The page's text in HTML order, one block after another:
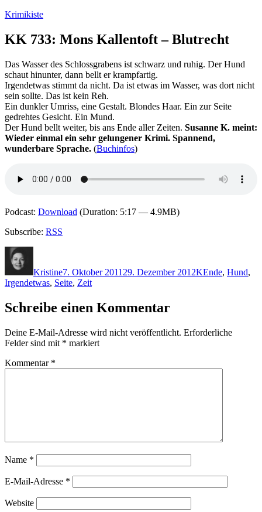
Zum
springen
Krimikiste
KK 733: Mons Kallentoft – Blutrecht
Das Wasser des Schlossgrabens ist schwarz und ruhig. Der Hund
schaut hinunter, dann bellt er krampfartig.
Irgendetwas stimmt da nicht. Da ist etwas im Wasser, was dort nicht
sein sollte. Das ist kein Reh.
Ein dunkler Umriss, eine Gestalt. Blondes Haar. Ein zur Seite
gedrehtes Gesicht. Ein Mund.
Der Hund bellt weiter, bis ans Ende aller Zeiten. Susanne K. meint:
Wieder einmal ein sehr gelungener Krimi. Spannend,
wunderbare Sprache. (Buchinfos)
Podcast: Download (Duration: 5:17 — 4.9MB)
Subscribe: RSS
Kristine7. Oktober 2011 29. Dezember 2012KEnde, Hund,
Irgendetwas, Seite, Zeit
Schreibe einen Kommentar
Deine E-Mail-Adresse wird nicht veröffentlicht. Erforderliche
Felder sind mit * markiert
Kommentar *
Name *
E-Mail-Adresse *
Website